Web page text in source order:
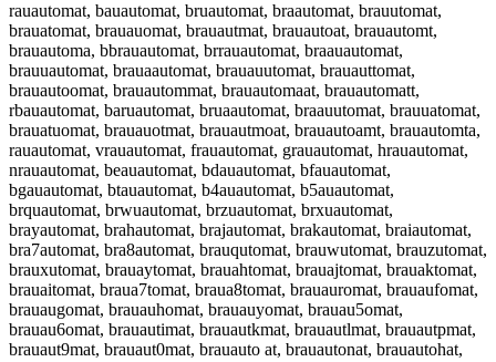
rauautomat, bauautomat, bruautomat, braautomat, brauutomat,
brauatomat, brauauomat, brauautmat, brauautoat, brauautomt,
brauautoma, bbrauautomat, brrauautomat, braauautomat,
brauuautomat, brauaautomat, brauauutomat, brauauttomat,
brauautoomat, brauautommat, brauautomaat, brauautomatt,
rbauautomat, baruautomat, bruaautomat, braauutomat, brauuatomat,
brauatuomat, brauauotmat, brauautmoat, brauautoamt, brauautomta,
rauautomat, vrauautomat, frauautomat, grauautomat, hrauautomat,
nrauautomat, beauautomat, bdauautomat, bfauautomat,
bgauautomat, btauautomat, b4auautomat, b5auautomat,
brquautomat, brwuautomat, brzuautomat, brxuautomat,
brayautomat, brahautomat, brajautomat, brakautomat, braiautomat,
bra7automat, bra8automat, brauqutomat, brauwutomat, brauzutomat,
brauxutomat, brauaytomat, brauahtomat, brauajtomat, brauaktomat,
brauaitomat, braua7tomat, braua8tomat, brauauromat, brauaufomat,
brauaugomat, brauauhomat, brauauyomat, brauau5omat,
brauau6omat, brauautimat, brauautkmat, brauautlmat, brauautpmat,
brauaut9mat, brauaut0mat, brauauto at, brauautonat, brauautohat,